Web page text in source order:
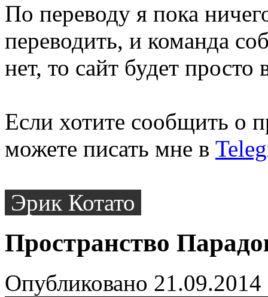
По переводу я пока
переводить, и команда
нет, то сайт будет просто
Если хотите сообщить о
можете писать мне в
Эрик Котато
Пространство
Опубликовано 21.09.2014